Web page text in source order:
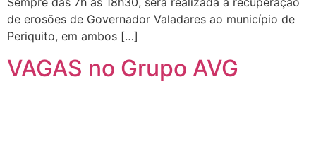
de erosões de Governador Valadares ao município de
Periquito, em ambos […]
VAGAS no Grupo AVG